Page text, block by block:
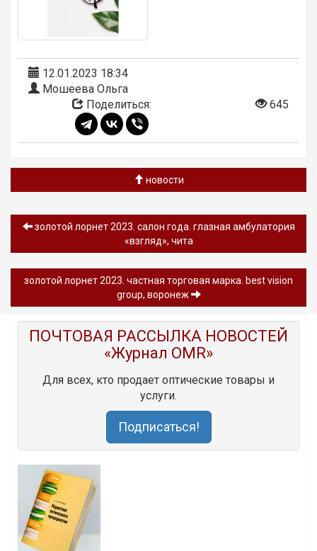
12.01.2023 18:34
Мошеева Ольга
Поделиться:
645
новости
золотой лорнет 2023. салон года. глазная амбулатория
«взгляд», чита
золотой лорнет 2023. частная торговая марка. best vision
group, воронеж
ПОЧТОВАЯ РАССЫЛКА НОВОСТЕЙ
«Журнал OMR»
Для всех, кто продает оптические товары и
услуги.
Подписаться!